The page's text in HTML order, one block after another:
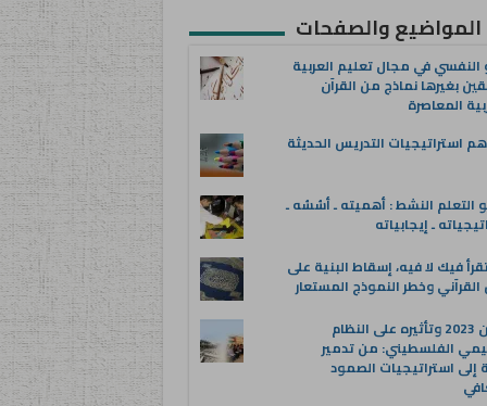
المواضيع والصفحات
النفسي في مجال تعليم العربية
بغيرها نماذج من القرآن
المعاصرة
استراتيجيات التدريس الحديثة
التعلم النشط : أهميته ـ أسُسُه ـ
ـ إيجابياته
فيك لا فيه، إسقاط البنية على
وخطر النموذج المستعار
عدوان 2023 وتأثيره على النظام
الفلسطيني: من تدمير
إلى استراتيجيات الصمود